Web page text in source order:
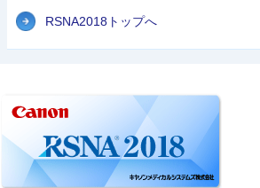
RSNA2018トップへ